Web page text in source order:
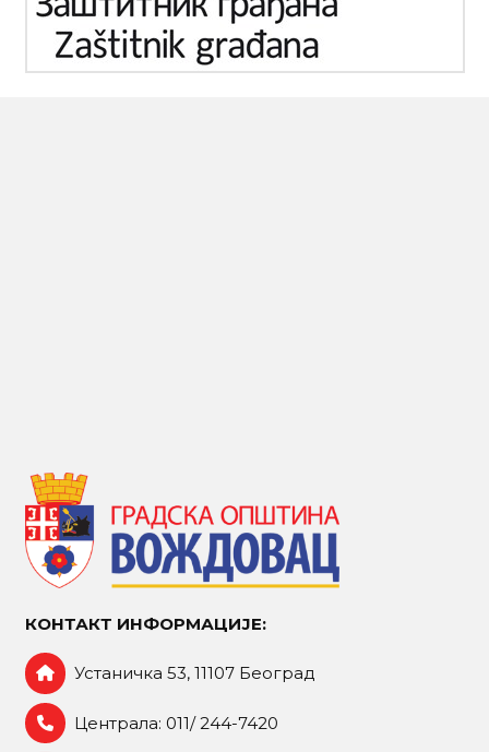
КОНТАКТ ИНФОРМАЦИЈЕ:
Устаничка 53, 11107 Београд
Централа: 011/ 244-7420